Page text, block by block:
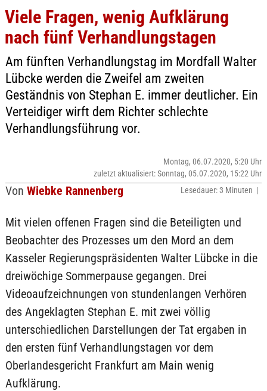
Viele Fragen, wenig Aufklärung
nach fünf Verhandlungstagen
Am fünften Verhandlungstag im Mordfall Walter
Lübcke werden die Zweifel am zweiten
Geständnis von Stephan E. immer deutlicher. Ein
Verteidiger wirft dem Richter schlechte
Verhandlungsführung vor.
Von Wiebke Rannenberg
Montag, 06.07.2020, 5:20 Uhr
zuletzt aktualisiert: Sonntag, 05.07.2020, 15:22 Uhr
Lesedauer: 3 Minuten |
Mit vielen offenen Fragen sind die Beteiligten und
Beobachter des Prozesses um den Mord an dem
Kasseler Regierungspräsidenten Walter Lübcke in die
dreiwöchige Sommerpause gegangen. Drei
Videoaufzeichnungen von stundenlangen Verhören
des Angeklagten Stephan E. mit zwei völlig
unterschiedlichen Darstellungen der Tat ergaben in
den ersten fünf Verhandlungstagen vor dem
Oberlandesgericht Frankfurt am Main wenig
Aufklärung.